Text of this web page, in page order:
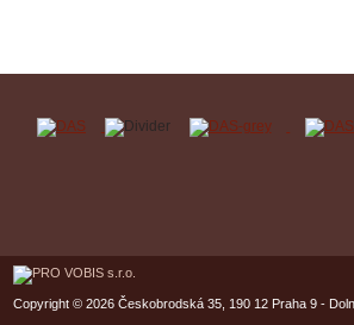
Copyright © 2026 Českobrodská 35, 190 12 Praha 9 -